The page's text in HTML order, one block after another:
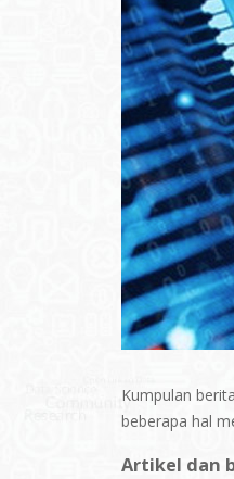
Kumpulan
beberapa hal
Artikel dan